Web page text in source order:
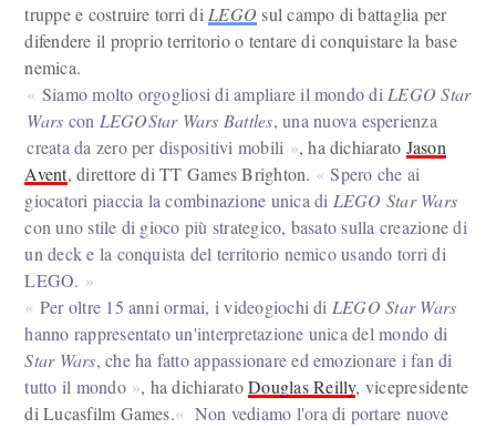
truppe e costruire torri di LEGO sul campo di battaglia per
difendere il proprio territorio o tentare di conquistare la base
nemica.
Siamo molto orgogliosi di ampliare il mondo di LEGO Star
Wars con LEGOStar Wars Battles, una nuova esperienza
creata da zero per dispositivi mobili
, ha dichiarato Jason
Avent, direttore di TT Games Brighton.
Spero che ai
giocatori piaccia la combinazione unica di LEGO Star Wars
con uno stile di gioco più strategico, basato sulla creazione di
un deck e la conquista del territorio nemico usando torri di
LEGO.
Per oltre 15 anni ormai, i videogiochi di LEGO Star Wars
hanno rappresentato un'interpretazione unica del mondo di
Star Wars, che ha fatto appassionare ed emozionare i fan di
tutto il mondo
, ha dichiaratoDouglas Reilly, vicepresidente
di Lucasfilm Games.
Non vediamo l'ora di portare nuove